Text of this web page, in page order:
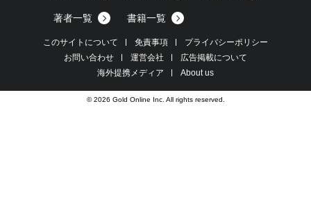
著者一覧 書籍一覧
このサイトについて 免責事項
プライバシーポリシー
お問い合わせ
運営会社
広告掲載について
海外提携メディア
About us
© 2026 Gold Online Inc. All rights reserved.